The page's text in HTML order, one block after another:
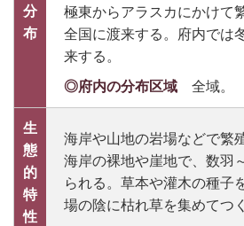
分
布
極東からアラスカにかけて
全国に渡来する。府内では
来する。
◎府内の分布区域 全域。
生
態
的
特
性
海岸や山地の岩場などで繁
海岸の裸地や崖地で、数羽
られる。草本や灌木の種子
場の陰に枯れ草を集めてつ